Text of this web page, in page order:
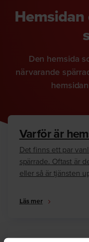
Den hemsida
närvarande
Varför är
Det finns ett par
spärrade. Oftast är
eller så är tjänsten
Läs mer